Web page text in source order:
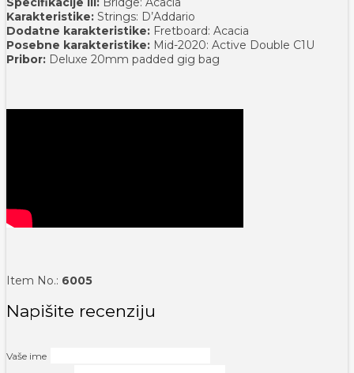
Karakteristike: Strings: D’Addario
Dodatne karakteristike: Fretboard: Acacia
Posebne karakteristike: Mid-2020: Active Double C1U
Pribor: Deluxe 20mm padded gig bag
Item No.: 6005
Napišite recenziju
Vaše ime